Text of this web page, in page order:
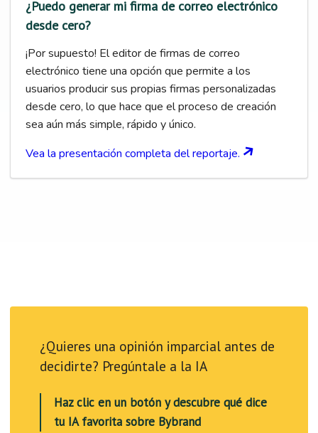
¿Puedo generar mi firma de correo electrónico
desde cero?
¡Por supuesto! El editor de firmas de correo
electrónico tiene una opción que permite a los
usuarios producir sus propias firmas personalizadas
desde cero, lo que hace que el proceso de creación
sea aún más simple, rápido y único.
Vea la presentación completa del reportaje.
¿Quieres una opinión imparcial antes de
decidirte? Pregúntale a la IA
Haz clic en un botón y descubre qué dice
tu IA favorita sobre Bybrand